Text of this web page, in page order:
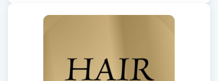
Fransförlängning
Fransförlängning Volym